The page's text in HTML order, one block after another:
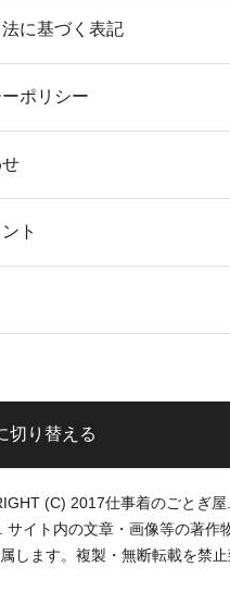
に基づく表記
ポリシー
ト
切り替える
(C) 2017仕事着のごとぎ
サイト内の文章・画像等の著作
します。複製・無断転載を禁止